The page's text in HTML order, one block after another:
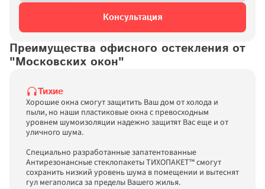
Консультация
Преимущества офисного остекления от
"Московских окон"
Тихие
Хорошие окна смогут защитить Ваш дом от холода и
пыли, но наши пластиковые окна с превосходным
уровнем шумоизоляции надежно защитят Вас еще и от
уличного шума.
Специально разработанные запатентованные
Антирезонансные стеклопакеты ТИХОПАКЕТ™ смогут
сохранить низкий уровень шума в помещении и вытеснят
гул мегаполиса за пределы Вашего жилья.